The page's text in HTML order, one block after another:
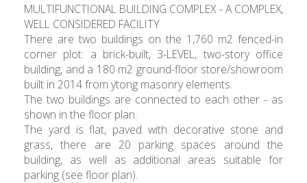
MULTIFUNCTIONAL BUILDING COMPLEX - A COMPLEX,
WELL CONSIDERED FACILITY
There are two buildings on the 1,760 m2 fenced-in
corner plot: a brick-built, 3-LEVEL, two-story office
building, and a 180 m2 ground-floor store/showroom
built in 2014 from ytong masonry elements.
The two buildings are connected to each other - as
shown in the floor plan.
The yard is flat, paved with decorative stone and
grass, there are 20 parking spaces around the
building, as well as additional areas suitable for
parking (see floor plan).